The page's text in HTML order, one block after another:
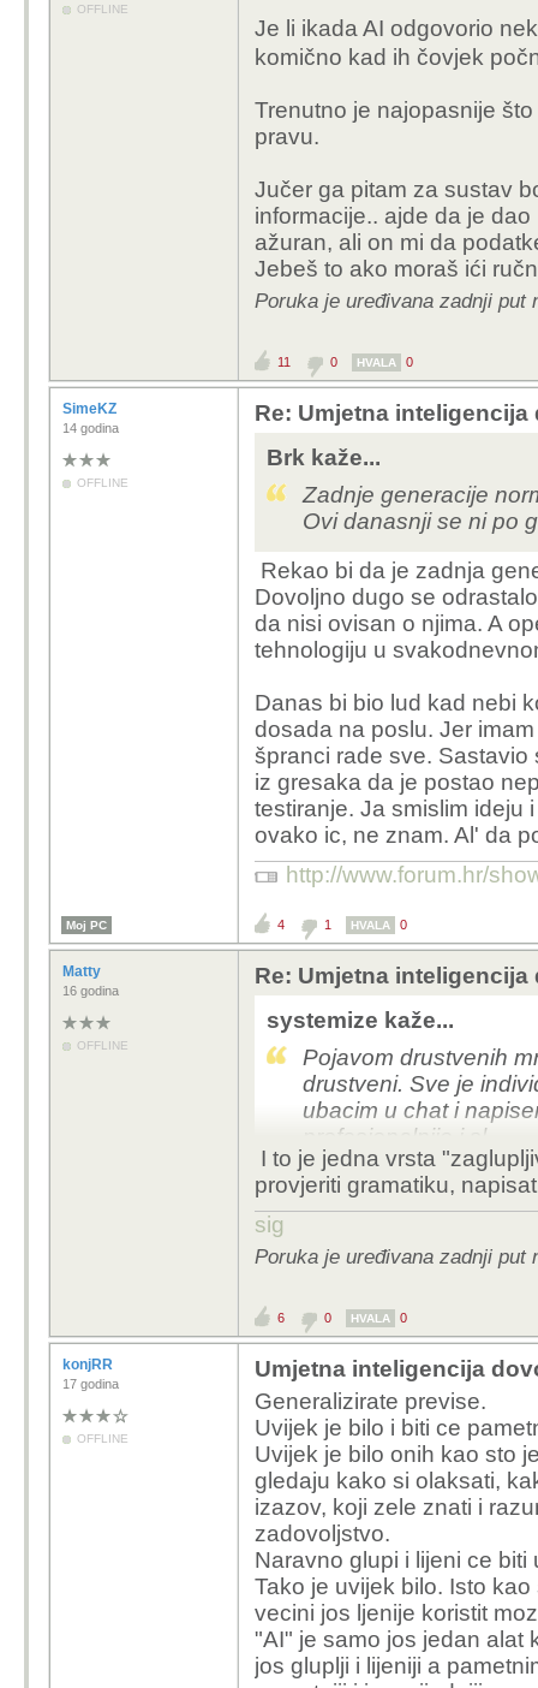
OFFLINE
Je li ikada AI odgovorio
komično kad ih čovjek
Trenutno je najopasnije
pravu.
Jučer ga pitam za sustav
informacije.. ajde da je
ažuran, ali on mi da
Jebeš to ako moraš ići
Poruka je uređivana zadnji put
11 0 HVALA 0
SimeKZ
14 godina
OFFLINE
Re: Umjetna
Brk kaže...
Zadnje generacije
Ovi danasnji se ni po
Rekao bi da je zadnja
Dovoljno dugo se
da nisi ovisan o njima. A
tehnologiju u
Danas bi bio lud kad nebi
dosada na poslu. Jer
špranci rade sve. Sastavio
iz gresaka da je postao
testiranje. Ja smislim ideju
ovako ic, ne znam. Al' da
http://www.forum.hr/
Moj PC 4 1 HVALA 0
Matty
16 godina
OFFLINE
Re: Umjetna
systemize kaže...
Pojavom drustvenih
drustveni. Sve je
ubacim u chat i
profesionalnije i sl.
I to je jedna vrsta
provjeriti gramatiku,
sig
Poruka je uređivana zadnji put
6 0 HVALA 0
konjRR
17 godina
OFFLINE
Umjetna inteligencija
Generalizirate previse.
Uvijek je bilo i biti ce
Uvijek je bilo onih kao sto
gledaju kako si olaksati,
izazov, koji zele znati i
zadovoljstvo.
Naravno glupi i lijeni ce
Tako je uvijek bilo. Isto
vecini jos ljenije koristit
"AI" je samo jos jedan alat
jos gluplji i lijeniji a